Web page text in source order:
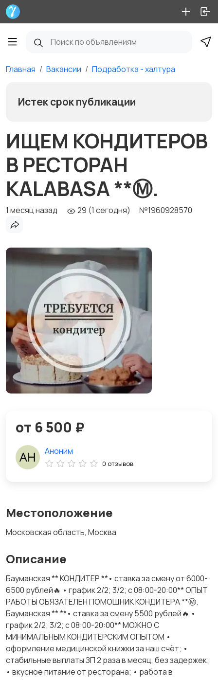
Главная Вакансии Подработка - халтура
Истек срок публикации
ИЩЕМ КОНДИТЕРОВ
В РЕСТОРАН
KALABASA **Ⓜ️.
1 месяц назад 29 (1 сегодня) №1960928570
Местоположение
Московская область, Москва
Описание
Бауманская ** КОНДИТЕР **• ставка за смену от 6000-
6500 рублей🔥 • график 2/2; 3/2; с 08:00-20:00** ОПЫТ
РАБОТЫ ОБЯЗАТЕЛЕН ПОМОЩНИК КОНДИТЕРА **Ⓜ️.
Бауманская ** **• ставка за смену 5500 рублей🔥 •
график 2/2; 3/2; с 08:00-20:00** МОЖНО С
МИНИМАЛЬНЫМ КОНДИТЕРСКИМ ОПЫТОМ •
оформление медицинской книжки за наш счёт; •
стабильные выплаты ЗП 2 раза в месяц, без задержек;
• вкусное питание от ресторана; • работа в
от 6 500 ₽
Аноним
0 отзывов